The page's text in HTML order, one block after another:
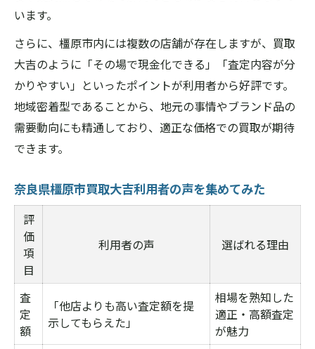
います。
さらに、橿原市内には複数の店舗が存在しますが、買取
大吉のように「その場で現金化できる」「査定内容が分
かりやすい」といったポイントが利用者から好評です。
地域密着型であることから、地元の事情やブランド品の
需要動向にも精通しており、適正な価格での買取が期待
できます。
奈良県橿原市買取大吉利用者の声を集めてみた
評
価
項
目
利用者の声 選ばれる理由
査
定
額
「他店よりも高い査定額を提
示してもらえた」
相場を熟知した
適正・高額査定
が魅力